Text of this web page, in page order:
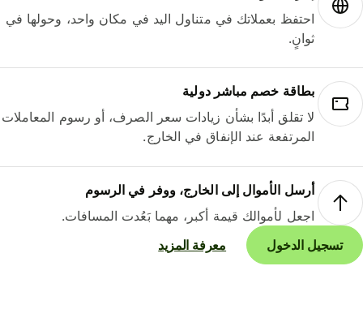
احتفظ بعملاتك في متناول اليد في مكان واحد، وحولها في
ثوانٍ.
بطاقة خصم مباشر دولية
لا تقلق أبدًا بشأن زيادات سعر الصرف، أو رسوم المعاملات
المرتفعة عند الإنفاق في الخارج.
أرسل الأموال إلى الخارج، ووفر في الرسوم
اجعل لأموالك قيمة أكبر، مهما بَعُدت المسافات.
تسجيل الدخول
معرفة المزيد